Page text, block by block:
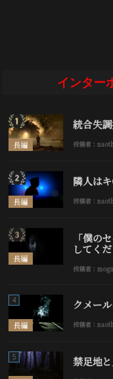
インター
長編
統合失
投稿者：
長編
隣人は
投稿者：
長編
「僕の
してくだ
投稿者：
長編
4 クメー
投稿者：
5 禁足地